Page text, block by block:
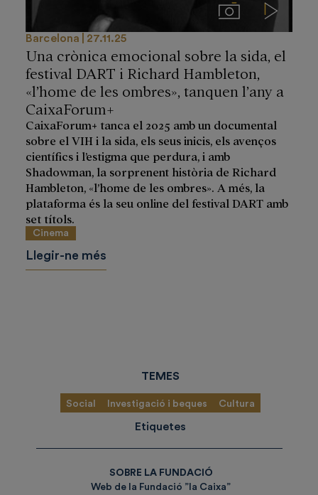
ImágenesVideos
Barcelona 27.11.25
Una crònica emocional sobre la sida, el
festival DART i Richard Hambleton,
«l’home de les ombres», tanquen l’any a
CaixaForum+
CaixaForum+ tanca el 2025 amb un documental
sobre el VIH i la sida, els seus inicis, els avenços
científics i l’estigma que perdura, i amb
Shadowman, la sorprenent història de Richard
Hambleton, «l’home de les ombres». A més, la
plataforma és la seu online del festival DART amb
set títols.
Cinema
Llegir-ne més
TEMES
Social Investigació i beques Cultura
Etiquetes
SOBRE LA FUNDACIÓ
Web de la Fundació ”la Caixa”